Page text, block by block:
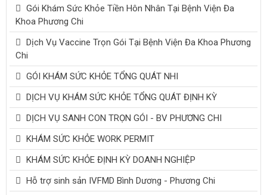
Gói Khám Sức Khỏe Tiền Hôn Nhân Tại Bệnh Viện Đa
Khoa Phương Chi
Dịch Vụ Vaccine Trọn Gói Tại Bệnh Viện Đa Khoa Phương
Chi
GÓI KHÁM SỨC KHỎE TỔNG QUÁT NHI
DỊCH VỤ KHÁM SỨC KHỎE TỔNG QUÁT ĐỊNH KỲ
DỊCH VỤ SANH CON TRỌN GÓI - BV PHƯƠNG CHI
KHÁM SỨC KHỎE WORK PERMIT
KHÁM SỨC KHỎE ĐỊNH KỲ DOANH NGHIỆP
Hỗ trợ sinh sản IVFMD Bình Dương - Phương Chi